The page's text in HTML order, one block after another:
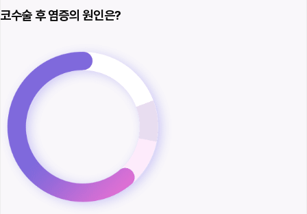
코수술 후 염증의 원인은?